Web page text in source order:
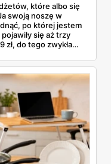
które albo się
swoją noszę w
po której jestem
się aż trzy
zł, do tego zwykła
zakup faktycznie